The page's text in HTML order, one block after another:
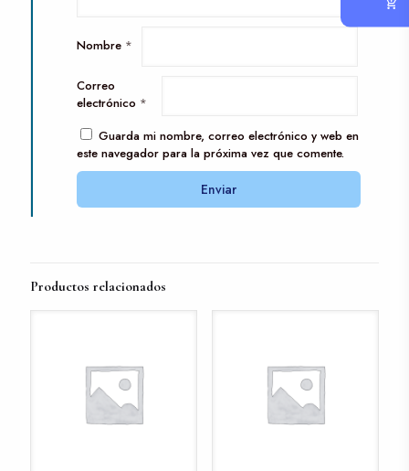
Nombre *
Correo
electrónico *
Guarda mi nombre, correo electrónico y web en
este navegador para la próxima vez que comente.
Productos relacionados